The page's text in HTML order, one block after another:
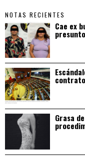
NOTAS RECIENTES
Cae ex
Grasa